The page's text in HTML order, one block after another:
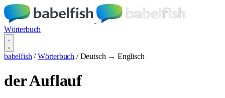
Wörterbuch
babelfish / Wörterbuch / Deutsch → Englisch
der Auflauf